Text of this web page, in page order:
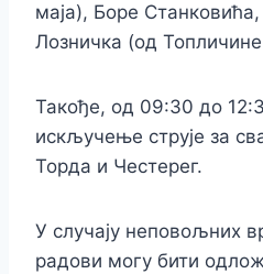
маја), Боре
Лозничка (од
Такође, од 09:30 до
искључење струје за
Торда и Честерег.
У случају неповољних
радови могу бити